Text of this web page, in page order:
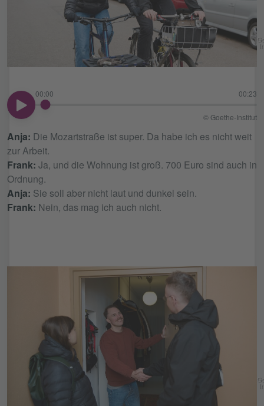
00:00 00:23
00:00
© Goethe-Institut
Anja: Die Mozartstraße ist super. Da habe ich es nicht weit
zur Arbeit.
Frank: Ja, und die Wohnung ist groß. 700 Euro sind auch in
Ordnung.
Anja: Sie soll aber nicht laut und dunkel sein.
Frank: Nein, das mag ich auch nicht.